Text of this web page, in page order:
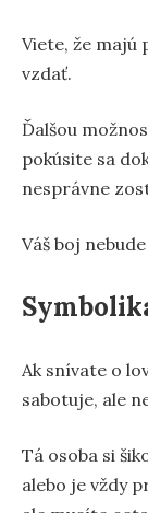
Viete, že majú
vzdať.
Ďalšou
pokúsite sa
nesprávne
Váš boj
Ak snívate o
sabotuje, ale
Tá osoba si
alebo je vždy